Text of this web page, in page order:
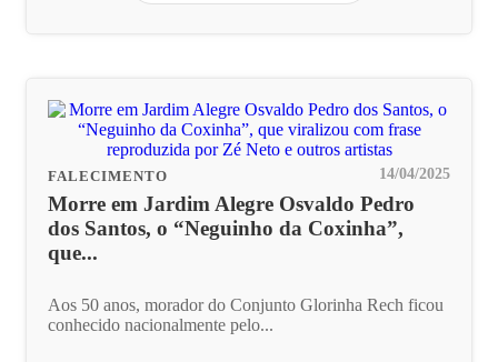
FALECIMENTO 14/04/2025
Morre em Jardim Alegre Osvaldo Pedro
dos Santos, o “Neguinho da Coxinha”,
que...
Aos 50 anos, morador do Conjunto Glorinha Rech ficou
conhecido nacionalmente pelo...